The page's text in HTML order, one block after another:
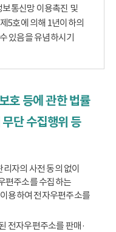
통신망 이용촉진 및
5호에 의해 1년이하의
있음을 유념하시기
호 등에 관한 법률
단 수집행위 등
자의 사전 동의 없이
편주소를 수집하는
용하여 전자우편주소를
전자우편주소를 판매·